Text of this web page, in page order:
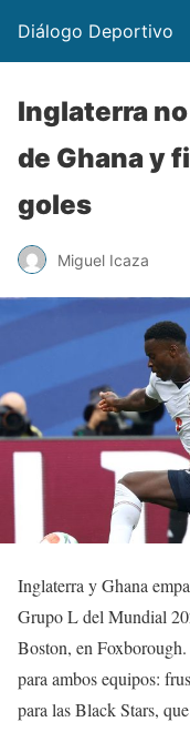
Diálogo Deportivo
Inglaterra
de Ghana y
goles
Miguel Icaza
Inglaterra y Ghana
Grupo L del Mundial
Boston, en
para ambos equipos:
para las Black Stars,